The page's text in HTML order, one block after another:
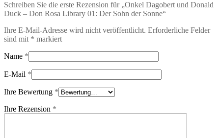
Schreiben Sie die erste Rezension für „Onkel Dagobert und Donald
Duck – Don Rosa Library 01: Der Sohn der Sonne“
Ihre E-Mail-Adresse wird nicht veröffentlicht. Erforderliche Felder
sind mit * markiert
Name *
E-Mail *
Ihre Bewertung *
Ihre Rezension *